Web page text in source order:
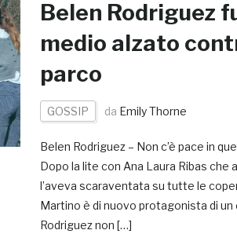
Belen Rodriguez
medio alzato
parco
GOSSIP da Emily Thorne
Belen Rodriguez – Non c’è pace in
Dopo la lite con Ana Laura Ribas
l’aveva scaraventata su tutte le
Martino è di nuovo protagonista di un
Rodriguez non […]